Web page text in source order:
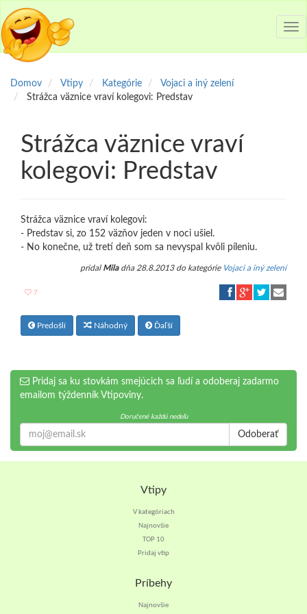
Domov Vtipy Kategórie
Vojaci a iný zelení
Strážca väznice vraví kolegovi: Predstav
Strážca väznice vraví
kolegovi: Predstav
Strážca väznice vraví kolegovi:
- Predstav si, zo 152 väzňov jeden v noci ušiel.
- No konečne, už tretí deň som sa nevyspal kvôli píleniu.
pridal Miladňa 28.8.2013 do kategórie Vojaci a iný zelení
7
Predošlí Náhodný Ďaľší
Pridaj sa ku stovkám smejúcich sa ľudí a odoberaj zadarmo
emailom týždenník Vtipoviny.
Doručené každú nedeľu
Odoberať
Vtipy
V kategóriach
Najnovšie
TOP 10
Pridaj vtip
Príbehy
Najnovšie